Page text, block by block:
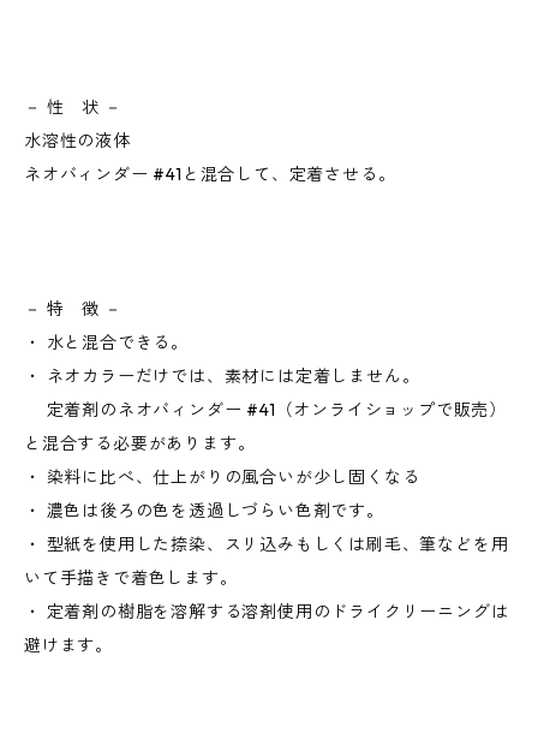
－ 性 状 －
水溶性の液体
ネオバィンダー #41と混合して、定着させる。
－ 特 徴 －
・ 水と混合できる。
・ ネオカラーだけでは、素材には定着しません。
定着剤のネオバィンダー #41（オンライショップで販売）
と混合する必要があります。
・ 染料に比べ、仕上がりの風合いが少し固くなる
・ 濃色は後ろの色を透過しづらい色剤です。
・ 型紙を使用した捺染、スリ込みもしくは刷毛、筆などを用
いて手描きで着色します。
・ 定着剤の樹脂を溶解する溶剤使用のドライクリーニングは
避けます。